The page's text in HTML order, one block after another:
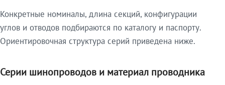
Конкретные номиналы, длина секций, конфигурации
углов и отводов подбираются по каталогу и паспорту.
Ориентировочная структура серий приведена ниже.
Серии шинопроводов и материал проводника